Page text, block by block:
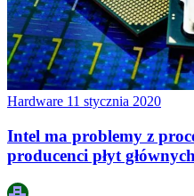
Hardware 11 stycznia 2020
Intel ma problemy z
producenci płyt